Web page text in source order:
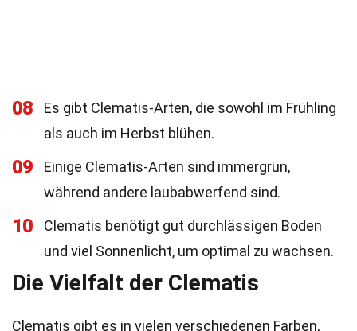
08
Es gibt Clematis-Arten, die sowohl im Frühling
als auch im Herbst blühen.
09
Einige Clematis-Arten sind immergrün,
während andere laubabwerfend sind.
10
Clematis benötigt gut durchlässigen Boden
und viel Sonnenlicht, um optimal zu wachsen.
Die Vielfalt der Clematis
Clematis gibt es in vielen verschiedenen Farben,